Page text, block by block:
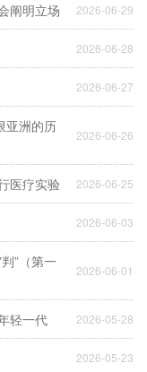
阐明立场 2026-06-29
2026-06-28
2026-06-27
亚洲的历
2026-06-26
医疗实验 2026-06-25
2026-06-03
”（第一
2026-06-01
轻一代 2026-05-28
2026-05-23